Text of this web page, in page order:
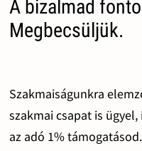
A bizalmad
Megbecsüljük.
Szakmaiságunkra
szakmai csapat is
az adó 1% támogatásod.